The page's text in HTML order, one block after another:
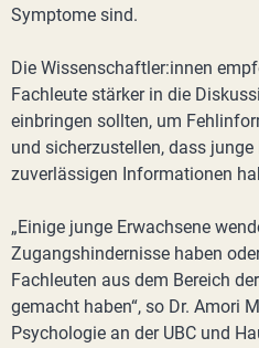
Symptome sind.
Die Wissenschaftler:innen
Fachleute stärker in die
einbringen sollten, um
und sicherzustellen, dass
zuverlässigen Informationen
„Einige junge Erwachsene
Zugangshindernisse haben
Fachleuten aus dem Bereich
gemacht haben“, so Dr. Amori
Psychologie an der UBC und